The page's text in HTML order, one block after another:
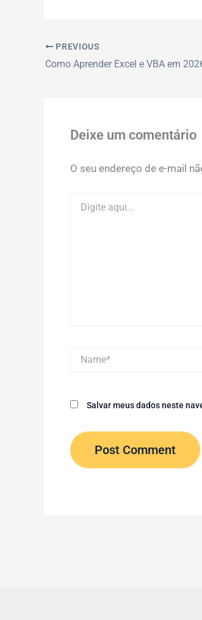
PREVIOUS
Deixe um comentário
O seu endereço de e-mail
aqui...
Salvar meus dados neste